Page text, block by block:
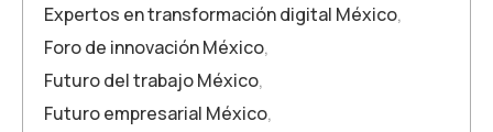
Expertos en transformación digital México,
Foro de innovación México,
Futuro del trabajo México,
Futuro empresarial México,